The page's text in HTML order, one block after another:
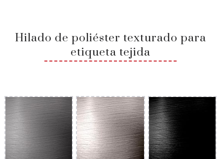
Hilado de poliéster texturado para
etiqueta tejida